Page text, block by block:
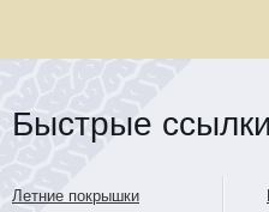
Быстрые ссылки
Летние покрышки